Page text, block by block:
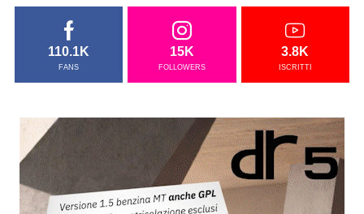
110.1K
FANS
15K
FOLLOWERS
3.8K
ISCRITTI